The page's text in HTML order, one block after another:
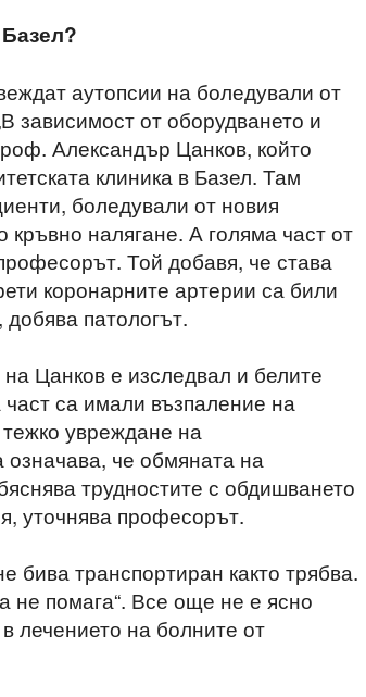
аутопсии на боледували от
зависимост от оборудването и
Александър Цанков, който
клиника в Базел. Там
боледували от новия
кръвно налягане. А голяма част от
Той добавя, че става
коронарните артерии са били
патологът.
Цанков е изследвал и белите
са имали възпаление на
увреждане на
означава, че обмяната на
трудностите с обдишването
уточнява професорът.
бива транспортиран както трябва.
не помага“. Все още не е ясно
лечението на болните от